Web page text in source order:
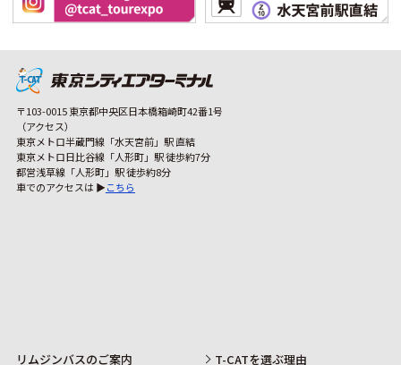
〒103-0015 東京都中央区日本橋箱崎町42番1号
（アクセス）
東京メトロ半蔵門線「水天宮前」駅 直結
東京メトロ日比谷線「人形町」駅 徒歩約7分
都営浅草線「人形町」駅 徒歩約8分
車でのアクセスは ▶こちら
リムジンバスのご案内
T-CATを選ぶ理由